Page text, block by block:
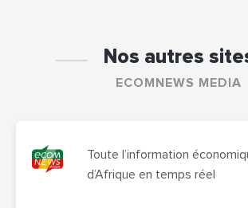
Nos autres
ECOMNEWS MEDIA
Toute l’information
d’Afrique en temps réel